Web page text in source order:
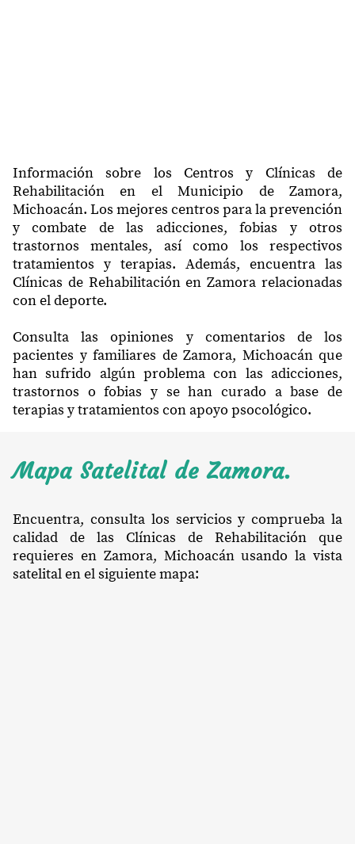
Información sobre los Centros y Clínicas de
Rehabilitación en el Municipio de Zamora,
Michoacán. Los mejores centros para la prevención
y combate de las adicciones, fobias y otros
trastornos mentales, así como los respectivos
tratamientos y terapias. Además, encuentra las
Clínicas de Rehabilitación en Zamora relacionadas
con el deporte.
Consulta las opiniones y comentarios de los
pacientes y familiares de Zamora, Michoacán que
han sufrido algún problema con las adicciones,
trastornos o fobias y se han curado a base de
terapias y tratamientos con apoyo psocológico.
Mapa Satelital de Zamora.
Encuentra, consulta los servicios y comprueba la
calidad de las Clínicas de Rehabilitación que
requieres en Zamora, Michoacán usando la vista
satelital en el siguiente mapa: